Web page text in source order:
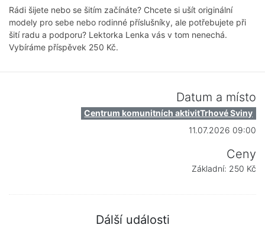
Rádi šijete nebo se šitím začínáte? Chcete si ušít originální
modely pro sebe nebo rodinné příslušníky, ale potřebujete při
šití radu a podporu? Lektorka Lenka vás v tom nenechá.
Vybíráme příspěvek 250 Kč.
Datum a místo
Centrum komunitních aktivitTrhové Sviny
11.07.2026 09:00
Ceny
Základní: 250 Kč
Dálší události